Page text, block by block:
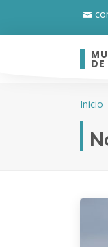
Inicio